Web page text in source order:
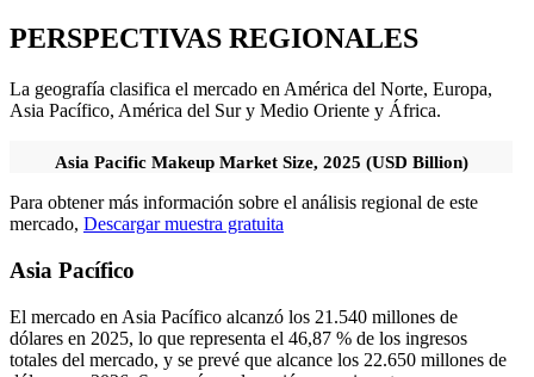
PERSPECTIVAS REGIONALES
La geografía clasifica el mercado en América del Norte, Europa,
Asia Pacífico, América del Sur y Medio Oriente y África.
Asia Pacific Makeup Market Size, 2025 (USD Billion)
Para obtener más información sobre el análisis regional de este
mercado, Descargar muestra gratuita
Asia Pacífico
El mercado en Asia Pacífico alcanzó los 21.540 millones de
dólares en 2025, lo que representa el 46,87 % de los ingresos
totales del mercado, y se prevé que alcance los 22.650 millones de